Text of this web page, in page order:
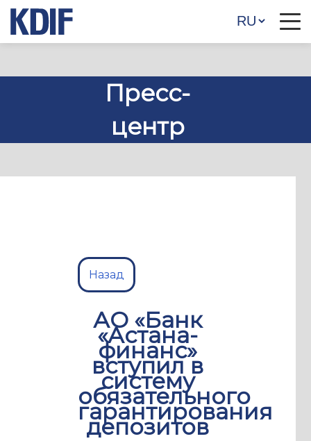
Пресс-
центр
Назад
АО «Банк
«Астана-
финанс»
вступил в
систему
обязательного
гарантирования
депозитов